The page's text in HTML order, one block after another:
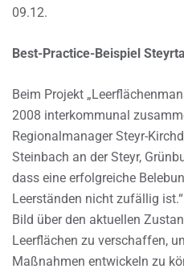
09.12.
Best-Practice-Beispiel
Beim Projekt
2008 interkommunal
Regionalmanager Steyr-
Steinbach an der Steyr,
dass eine erfolgreiche
Leerständen nicht zufällig
Bild über den aktuellen
Leerflächen zu verschaffen,
Maßnahmen entwickeln zu